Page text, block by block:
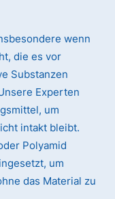
wenn
die es vor
Substanzen
Experten
um
intakt bleibt.
Polyamid
um
das Material zu